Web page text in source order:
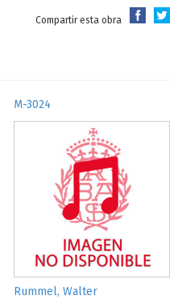
Compartir esta obra
M-3024
Rummel, Walter